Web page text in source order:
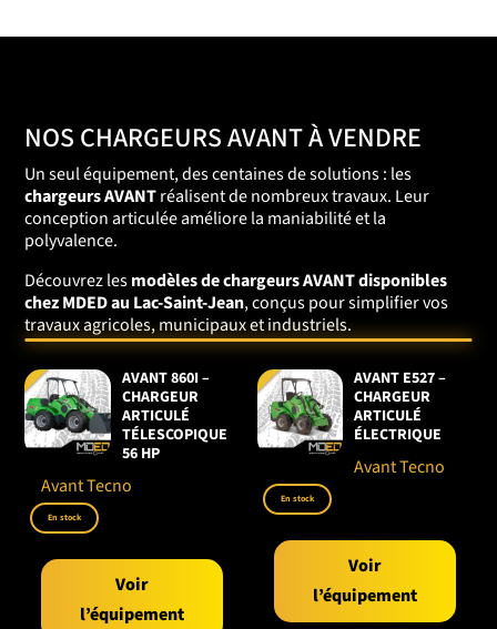
NOS CHARGEURS AVANT À VENDRE
Un seul équipement, des centaines de solutions : les
chargeurs AVANTréalisent de nombreux travaux. Leur
conception articulée améliore la maniabilité et la
polyvalence.
Découvrez lesmodèles de chargeurs AVANT disponibles
chez MDED au Lac-Saint-Jean, conçus pour simplifier vos
travaux agricoles, municipaux et industriels.
AVANT 860I –
CHARGEUR
ARTICULÉ
TÉLESCOPIQUE
56 HP
Avant Tecno
En stock
Voir
l’équipement
AVANT E527 –
CHARGEUR
ARTICULÉ
ÉLECTRIQUE
Avant Tecno
En stock
Voir
l’équipement